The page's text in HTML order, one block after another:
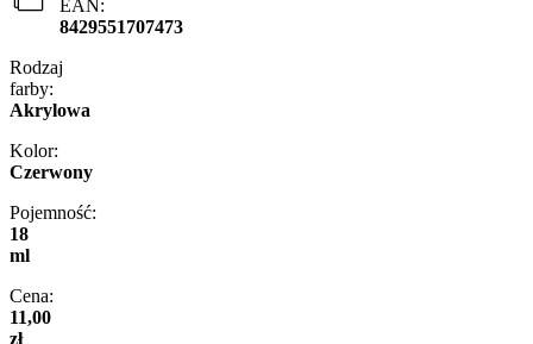
EAN:
8429551707473
Rodzaj
farby:
Akrylowa
Kolor:
Czerwony
Pojemność:
18
ml
Cena:
11,00
zł